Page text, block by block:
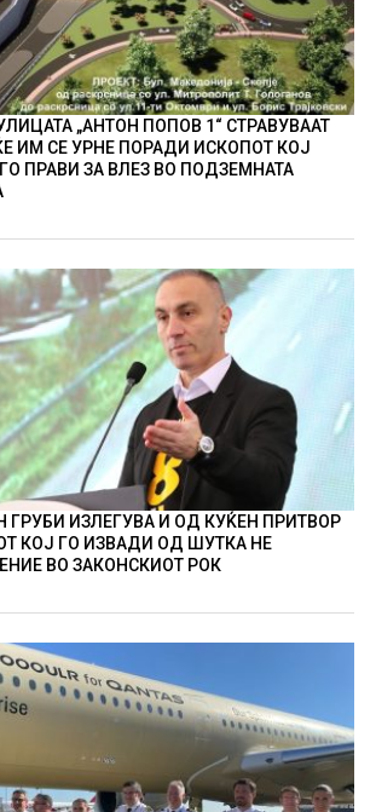
„АНТОН ПОПОВ 1“ СТРАВУВААТ
ИМ СЕ УРНЕ ПОРАДИ ИСКОПОТ КОЈ
ПРАВИ ЗА ВЛЕЗ ВО ПОДЗЕМНАТА
ГРУБИ ИЗЛЕГУВА И ОД КУЌЕН ПРИТВОР
КОЈ ГО ИЗВАДИ ОД ШУТКА НЕ
ВО ЗАКОНСКИОТ РОК